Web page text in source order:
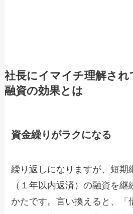
社長にイマイチ理解さ
融資の効果とは
資金繰りがラクになる
繰り返しになりますが、短期
（１年以内返済）の融資を継
かたです。言い換えると、「